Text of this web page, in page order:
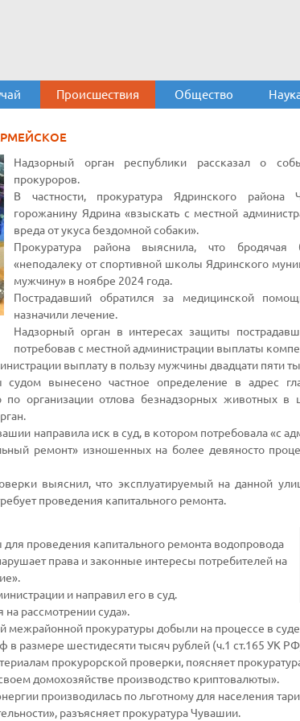
Происшествия Общество
Надзорный орган республики рассказал о
прокуроров.
В частности, прокуратура Ядринского района
горожанину Ядрина «взыскать с местной
вреда от укуса бездомной собаки».
Прокуратура района выяснила, что бродячая
«неподалеку от спортивной школы Ядринского
мужчину» в ноябре 2024 года.
Пострадавший обратился за медицинской
назначили лечение.
Надзорный орган в интересах защиты
потребовав с местной администрации выплаты
выплату в пользу мужчины двадцати пяти
судом вынесено частное определение в адрес
организации отлова безнадзорных животных в
направила иск в суд, в котором потребовала «с
ремонт» изношенных на более девяносто
выяснил, что эксплуатируемый на данной
проведения капитального ремонта.
проведения капитального ремонта водопровода
права и законные интересы потребителей на
и направил его в суд.
на рассмотрении суда».
межрайонной прокуратуры добыли на процессе в
размере шестидесяти тысяч рублей (ч.1 ст.165 УК
прокурорской проверки, поясняет
домохозяйстве производство криптовалюты».
производилась по льготному для населения
разъясняет прокуратура Чувашии.